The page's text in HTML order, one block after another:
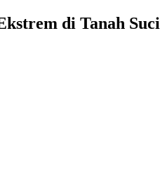
di Tanah Suci